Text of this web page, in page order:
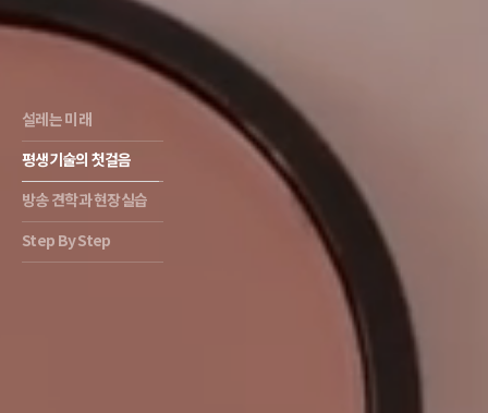
설레는 미래
평생기술의 첫걸음
방송 견학과 현장실습
Step By Step